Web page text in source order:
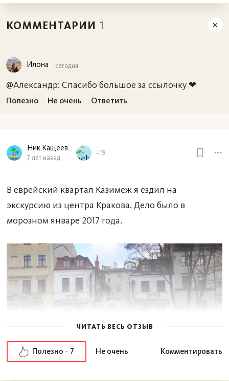
КОММЕНТАРИИ 1
Илона сегодня
@Александр: Спасибо большое за ссылочку ❤
Полезно Не очень Ответить
Ник Кащеев
7 лет назад
+19
В еврейский квартал Казимеж я ездил на
экскурсию из центра Кракова. Дело было в
морозном январе 2017 года.
ЧИТАТЬ ВЕСЬ ОТЗЫВ
Полезно 7 Не очень Комментировать